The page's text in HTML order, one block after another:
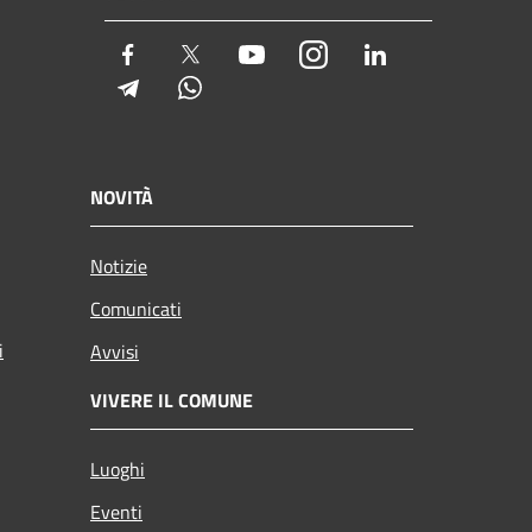
Facebook Twitter YoutubeInstagram
Telegram
NOVITÀ
Notizie
Comunicati
Avvisi
VIVERE IL COMUNE
Luoghi
Eventi